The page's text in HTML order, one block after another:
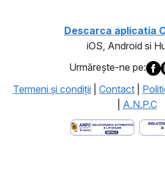
Descarca aplicatia
iOS, Android si
Urmăreşte-ne pe:
Termeni şi condiţii
Contact
A.N.P.C